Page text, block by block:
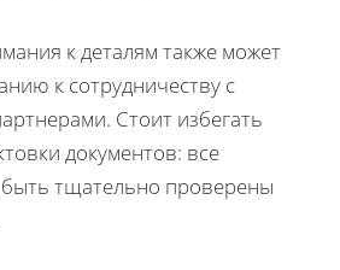
к деталям также может
к сотрудничеству с
Стоит избегать
документов: все
тщательно проверены